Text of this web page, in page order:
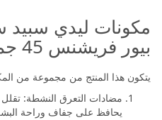
مكونات ليدي
بيور فريشنس 45 جم
يتكون هذا المنتج من مجموعة من
مضادات التعرق النشطة:
يحافظ على جفاف وراحة